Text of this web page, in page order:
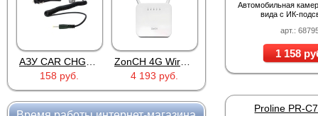
158 руб.
4 193 руб.
DJK-11H(м) (пайка) U3-1H-2
50 руб.
арт.:
Автомобильная
вида с ИК-
1 158
Proline PR-